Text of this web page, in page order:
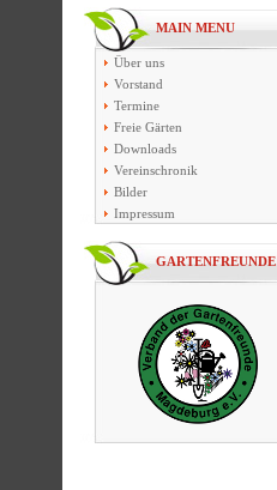
MAIN MENU
Über uns
Vorstand
Termine
Freie Gärten
Downloads
Vereinschronik
Bilder
Impressum
GARTENFREUNDE